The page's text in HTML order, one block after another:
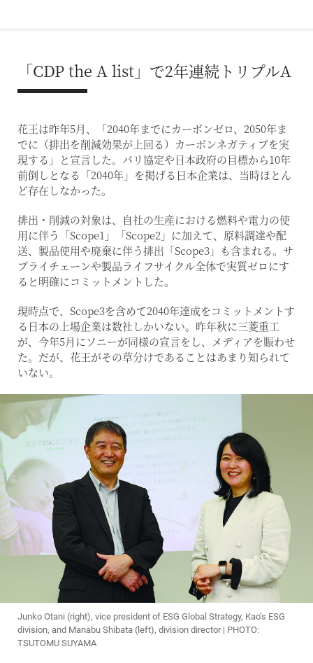
「CDP the A list」で2年連続トリプルA
Junko Otani (right), vice president of ESG Global Strategy, Kao’s ESG
division, and Manabu Shibata (left), division director | PHOTO:
TSUTOMU SUYAMA
花王は昨年5月、「2040年までにカーボンゼロ、2050年ま
でに（排出を削減効果が上回る）カーボンネガティブを実
現する」と宣言した。パリ協定や日本政府の目標から10年
前倒しとなる「2040年」を掲げる日本企業は、当時ほとん
ど存在しなかった。
排出・削減の対象は、自社の生産における燃料や電力の使
用に伴う「Scope1」「Scope2」に加えて、原料調達や配
送、製品使用や廃棄に伴う排出「Scope3」も含まれる。サ
プライチェーンや製品ライフサイクル全体で実質ゼロにす
ると明確にコミットメントした。
現時点で、Scope3を含めて2040年達成をコミットメントす
る日本の上場企業は数社しかいない。昨年秋に三菱重工
が、今年5月にソニーが同様の宣言をし、メディアを賑わせ
た。だが、花王がその草分けであることはあまり知られて
いない。